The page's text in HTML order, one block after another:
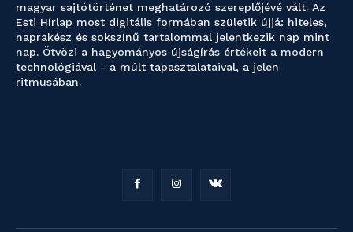
magyar sajtótörténet meghatározó szereplőjévé vált. Az
Esti Hírlap most digitális formában születik újjá: hiteles,
naprakész és sokszínű tartalommal jelentkezik nap mint
nap. Ötvözi a hagyományos újságírás értékeit a modern
technológiával - a múlt tapasztalataival, a jelen
ritmusában.